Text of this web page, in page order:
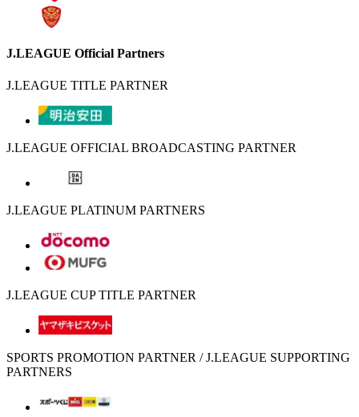
J.LEAGUE Official Partners
J.LEAGUE TITLE PARTNER
J.LEAGUE OFFICIAL BROADCASTING PARTNER
J.LEAGUE PLATINUM PARTNERS
J.LEAGUE CUP TITLE PARTNER
SPORTS PROMOTION PARTNER / J.LEAGUE SUPPORTING
PARTNERS